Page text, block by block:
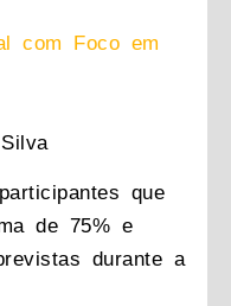
com Foco em
que
de 75% e
durante a